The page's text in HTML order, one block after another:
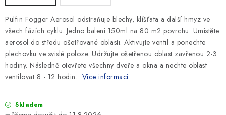
Pulfin Fogger Aerosol odstraňuje blechy, klíšťata a další hmyz ve
všech fázích cyklu. Jedno balení 150ml na 80 m2 povrchu. Umístěte
aerosol do středu ošetřované oblasti. Aktivujte ventil a ponechte
plechovku ve svislé poloze. Udržujte ošetřenou oblast zavřenou 2-3
hodiny. Následně otevřete všechny dveře a okna a nechte oblast
ventilovat 8 - 12 hodin. Více informací
Skladem